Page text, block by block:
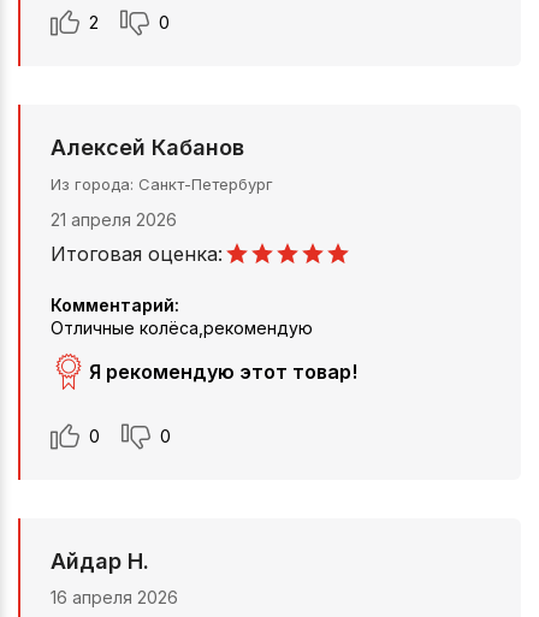
2 0
Алексей Кабанов
Из города Санкт-Петербург
21 апреля 2026
Итоговая оценка:
Комментарий:
Отличные колёса,рекомендую
Я рекомендую этот товар!
0 0
Айдар Н.
16 апреля 2026